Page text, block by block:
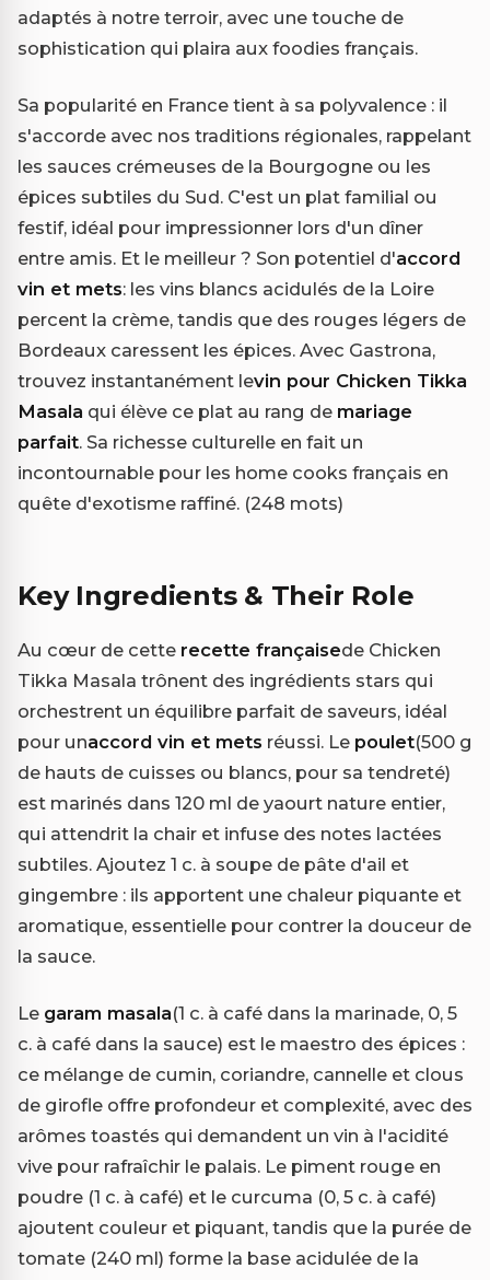
adaptés à notre terroir, avec une touche de
sophistication qui plaira aux foodies français.
Sa popularité en France tient à sa polyvalence : il
s'accorde avec nos traditions régionales, rappelant
les sauces crémeuses de la Bourgogne ou les
épices subtiles du Sud. C'est un plat familial ou
festif, idéal pour impressionner lors d'un dîner
entre amis. Et le meilleur ? Son potentiel d'accord
vin et mets: les vins blancs acidulés de la Loire
percent la crème, tandis que des rouges légers de
Bordeaux caressent les épices. Avec Gastrona,
trouvez instantanément levin pour Chicken Tikka
Masala qui élève ce plat au rang de mariage
parfait. Sa richesse culturelle en fait un
incontournable pour les home cooks français en
quête d'exotisme raffiné. (248 mots)
Key Ingredients & Their Role
Au cœur de cette recette françaisede Chicken
Tikka Masala trônent des ingrédients stars qui
orchestrent un équilibre parfait de saveurs, idéal
pour unaccord vin et mets réussi. Le poulet(500 g
de hauts de cuisses ou blancs, pour sa tendreté)
est marinés dans 120 ml de yaourt nature entier,
qui attendrit la chair et infuse des notes lactées
subtiles. Ajoutez 1 c. à soupe de pâte d'ail et
gingembre : ils apportent une chaleur piquante et
aromatique, essentielle pour contrer la douceur de
la sauce.
Le garam masala(1 c. à café dans la marinade, 0, 5
c. à café dans la sauce) est le maestro des épices :
ce mélange de cumin, coriandre, cannelle et clous
de girofle offre profondeur et complexité, avec des
arômes toastés qui demandent un vin à l'acidité
vive pour rafraîchir le palais. Le piment rouge en
poudre (1 c. à café) et le curcuma (0, 5 c. à café)
ajoutent couleur et piquant, tandis que la purée de
tomate (240 ml) forme la base acidulée de la